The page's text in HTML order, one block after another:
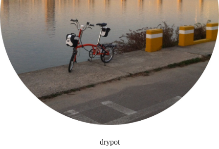
drypot